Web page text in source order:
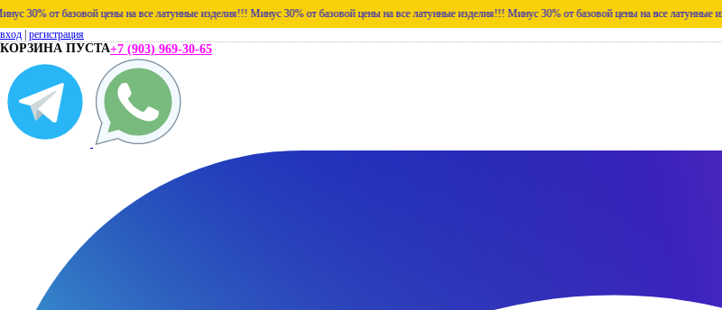
от базовой цены на все латунные изделия!!! Минус 30% от базовой цены на все латунные изделия!!! Минус 30% от базовой цены на все латунные изделия!!!
вход регистрация
КОРЗИНА ПУСТА+7 (903) 969-30-65